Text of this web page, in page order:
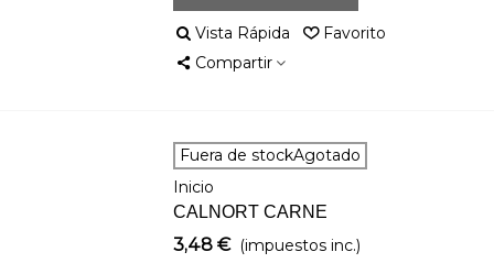
Vista Rápida
Favorito
Compartir
Fuera de stockAgotado
Inicio
CALNORT CARNE
3,48 € (impuestos inc.)